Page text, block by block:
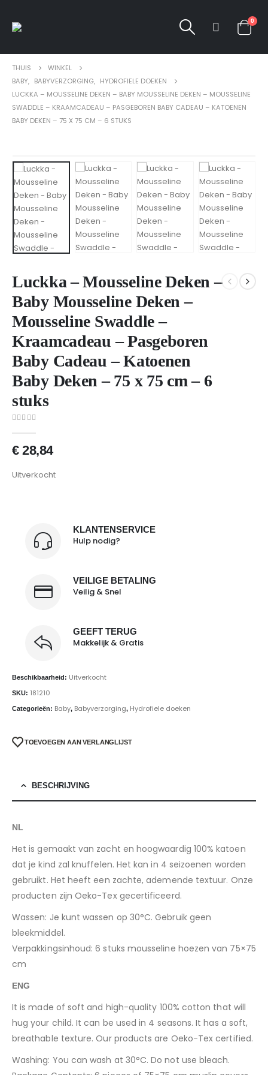
0
THUIS
WINKEL
BABY, BABYVERZORGING, HYDROFIELE DOEKEN
LUCKKA – MOUSSELINE DEKEN – BABY MOUSSELINE DEKEN – MOUSSELINE
SWADDLE – KRAAMCADEAU – PASGEBOREN BABY CADEAU – KATOENEN
BABY DEKEN – 75 X 75 CM – 6 STUKS
Luckka – Mousseline Deken –
Baby Mousseline Deken –
Mousseline Swaddle –
Kraamcadeau – Pasgeboren
Baby Cadeau – Katoenen
Baby Deken – 75 x 75 cm – 6
stuks
€28,84
Uitverkocht
KLANTENSERVICE
Hulp nodig?
VEILIGE BETALING
Veilig & Snel
GEEFT TERUG
Makkelijk & Gratis
Beschikbaarheid: Uitverkocht
SKU: 181210
Categorieën: Baby, Babyverzorging, Hydrofiele doeken
TOEVOEGEN AAN VERLANGLIJST
BESCHRIJVING
NL
Het is gemaakt van zacht en hoogwaardig 100% katoen
dat je kind zal knuffelen. Het kan in 4 seizoenen worden
gebruikt. Het heeft een zachte, ademende textuur. Onze
producten zijn Oeko-Tex gecertificeerd.
Wassen: Je kunt wassen op 30°C. Gebruik geen
bleekmiddel.
Verpakkingsinhoud: 6 stuks mousseline hoezen van 75×75
cm
ENG
It is made of soft and high-quality 100% cotton that will
hug your child. It can be used in 4 seasons. It has a soft,
breathable texture. Our products are Oeko-Tex certified.
Washing: You can wash at 30°C. Do not use bleach.